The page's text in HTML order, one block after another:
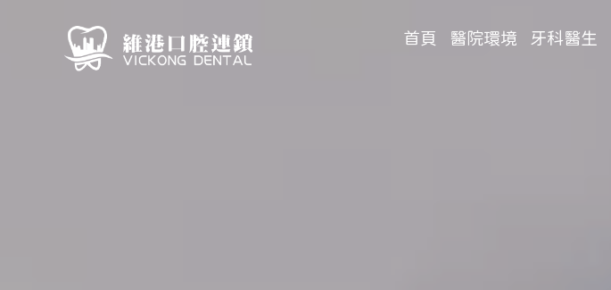
首頁 醫院環境 牙科醫生